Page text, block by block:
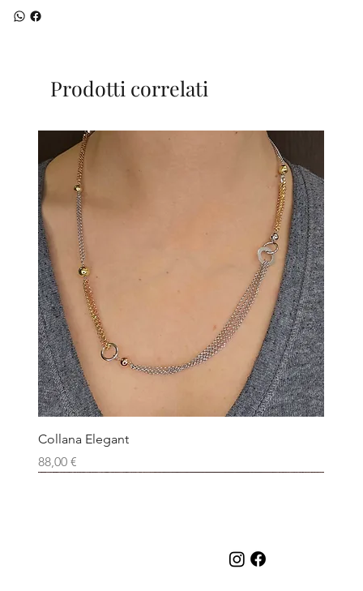
Prodotti correlati
Collana Elegant
Prezzo
88,00 €